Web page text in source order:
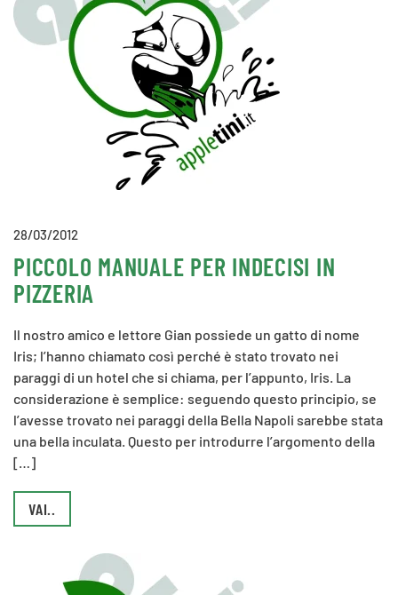
28/03/2012
PICCOLO MANUALE PER INDECISI IN
PIZZERIA
Il nostro amico e lettore Gian possiede un gatto di nome
Iris; l’hanno chiamato così perché è stato trovato nei
paraggi di un hotel che si chiama, per l’appunto, Iris. La
considerazione è semplice: seguendo questo principio, se
l’avesse trovato nei paraggi della Bella Napoli sarebbe stata
una bella inculata. Questo per introdurre l’argomento della
[…]
VAI..